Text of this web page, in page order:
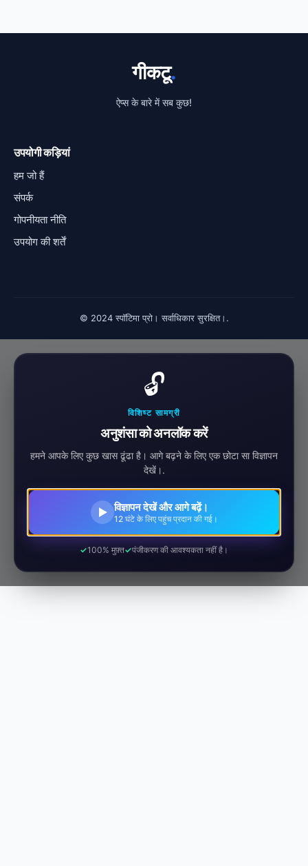
गीकटू.
ऐप्स के बारे में सब कुछ!
उपयोगी कड़ियां
हम जो हैं
संपर्क
गोपनीयता नीति
उपयोग की शर्तें
© 2024 स्पॉटिमा प्रो। सर्वाधिकार सुरक्षित।.
🔓
विशिष्ट सामग्री
अनुशंसा को अनलॉक करें
हमने आपके लिए कुछ खास ढूंढा है। आगे बढ़ने के लिए एक छोटा सा विज्ञापन
देखें।.
विज्ञापन देखें और आगे बढ़ें।
12 घंटे के लिए पहुंच प्रदान की गई।
100% मुफ़्त पंजीकरण की आवश्यकता नहीं है।